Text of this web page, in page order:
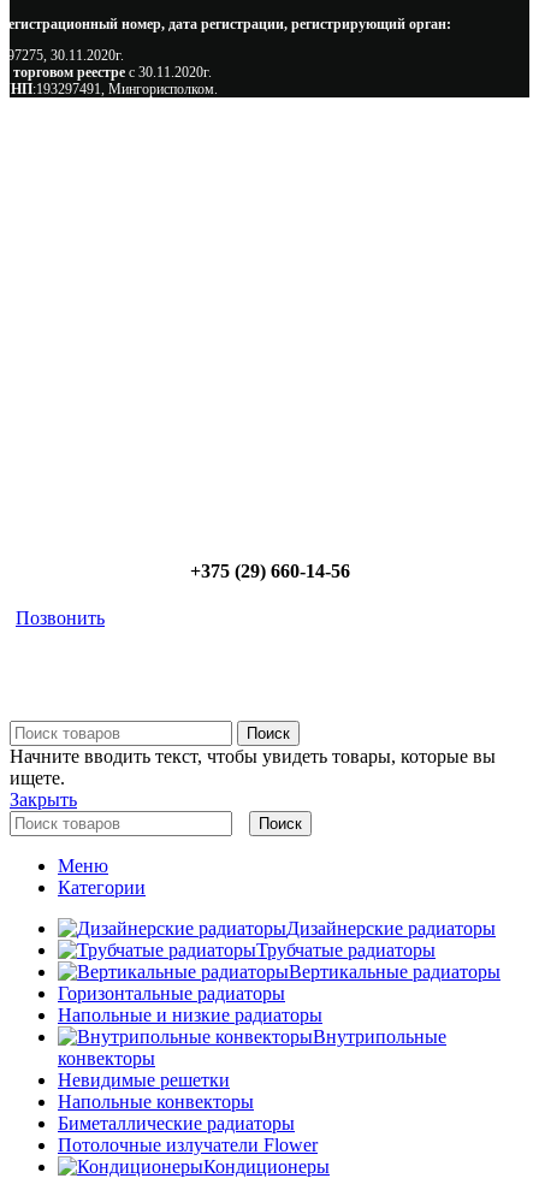
Регистрационный номер, дата регистрации, регистрирующий орган:
497275, 30.11.2020г.
В торговом реестре с 30.11.2020г.
УНП:193297491, Мингорисполком.
+375 (29) 660-14-56
Позвонить
Поиск
Начните вводить текст, чтобы увидеть товары, которые вы
ищете.
Закрыть
Поиск
Меню
Категории
Дизайнерские радиаторы
Трубчатые радиаторы
Вертикальные радиаторы
Горизонтальные радиаторы
Напольные и низкие радиаторы
Внутрипольные
конвекторы
Невидимые решетки
Напольные конвекторы
Биметаллические радиаторы
Потолочные излучатели Flower
Кондиционеры